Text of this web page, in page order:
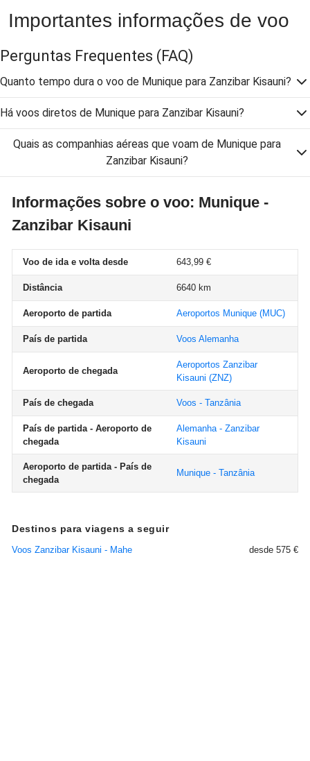
Importantes informações de voo
Perguntas Frequentes (FAQ)
Quanto tempo dura o voo de Munique para Zanzibar Kisauni?
Há voos diretos de Munique para Zanzibar Kisauni?
Quais as companhias aéreas que voam de Munique para
Zanzibar Kisauni?
Informações sobre o voo: Munique -
Zanzibar Kisauni
Voo de ida e volta desde 643,99 €
Distância 6640 km
Aeroporto de partida Aeroportos Munique (MUC)
País de partida Voos Alemanha
Aeroporto de chegada
Aeroportos Zanzibar
Kisauni (ZNZ)
País de chegada Voos - Tanzânia
País de partida - Aeroporto de
chegada
Alemanha - Zanzibar
Kisauni
Aeroporto de partida - País de
chegada
Munique - Tanzânia
Destinos para viagens a seguir
Voos Zanzibar Kisauni - Mahe desde 575 €